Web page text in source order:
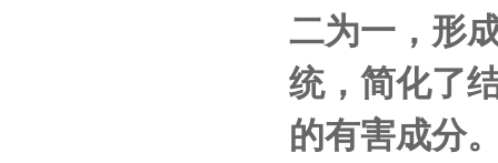
二为一，形
统，简化了
的有害成分